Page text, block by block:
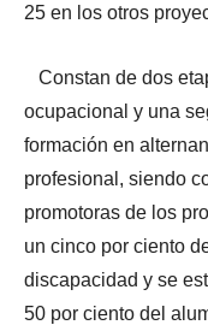
25 en los otros
Constan de dos
ocupacional y una
formación en
profesional, siendo
promotoras de los
un cinco por ciento
discapacidad y se
50 por ciento del